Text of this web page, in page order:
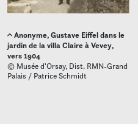
Anonyme, Gustave Eiffel dans le
jardin de la villa Claire à Vevey,
vers 1904
© Musée d'Orsay, Dist. RMN-Grand
Palais / Patrice Schmidt